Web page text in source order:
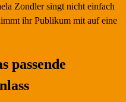
Zondler singt nicht einfach
ihr Publikum mit auf eine
passende